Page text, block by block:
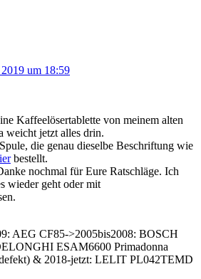
um 18:59
Kaffeelösertablette von meinem alten
weicht jetzt alles drin.
die genau dieselbe Beschriftung wie
bestellt.
nochmal für Eure Ratschläge. Ich
wieder geht oder mit
AEG CF85->2005bis2008: BOSCH
ESAM6600 Primadonna
& 2018-jetzt: LELIT PL042TEMD